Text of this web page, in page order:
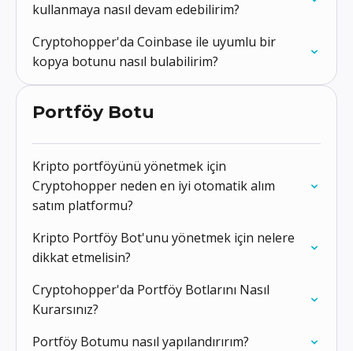
kullanmaya nasıl devam edebilirim?
Cryptohopper'da Coinbase ile uyumlu bir
kopya botunu nasıl bulabilirim?
Portföy Botu
Kripto portföyünü yönetmek için
Cryptohopper neden en iyi otomatik alım
satım platformu?
Kripto Portföy Bot'unu yönetmek için nelere
dikkat etmelisin?
Cryptohopper'da Portföy Botlarını Nasıl
Kurarsınız?
Portföy Botumu nasıl yapılandırırım?